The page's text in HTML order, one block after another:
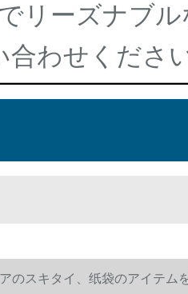
ーズナブル
わせください
のスキタイ、纸袋のアイテム